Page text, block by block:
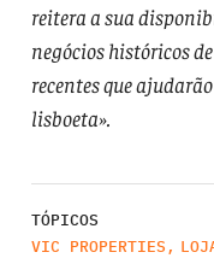
reitera a sua
negócios históricos
recentes que
lisboeta».
TÓPICOS
VIC PROPERTIES ,